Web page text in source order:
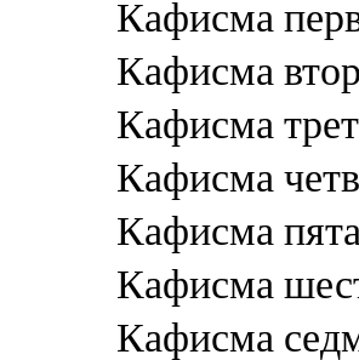
Кафисма
Кафисма
Кафисма
Кафисма
Кафисма
Кафисма
Кафисма